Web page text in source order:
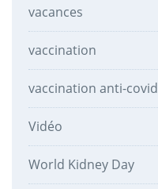
vacances
vaccination
vaccination anti-covid
Vidéo
World Kidney Day